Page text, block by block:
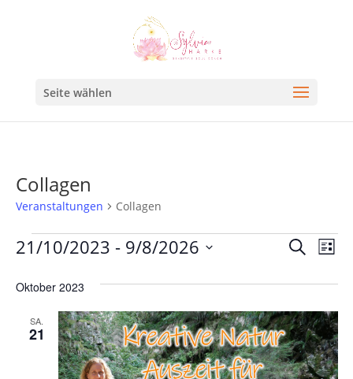
Seite wählen
Collagen
Veranstaltungen Collagen
und
SucheListe
21/10/2023 - 9/8/2026
wählen.
Oktober 2023
SA.
21